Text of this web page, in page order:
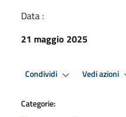
Data :
21 maggio 2025
Condividi Vedi azioni
Categorie: